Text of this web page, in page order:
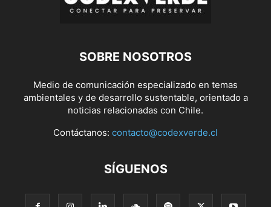
SOBRE NOSOTROS
Medio de comunicación especializado en temas
ambientales y de desarrollo sustentable, orientado a
noticias relacionadas con Chile.
Contáctanos: contacto@codexverde.cl
SÍGUENOS